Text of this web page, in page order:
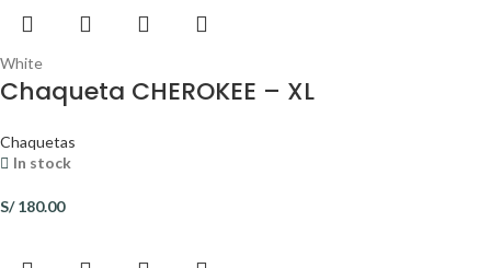
White
Chaqueta CHEROKEE – XL
Chaquetas
In stock
S/180.00